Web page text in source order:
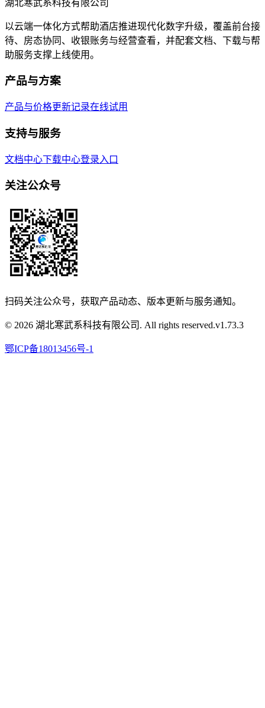
湖北寒武系科技有限公司
以云端一体化方式帮助酒店推进现代化数字升级，覆盖前台接
待、房态协同、收银账务与经营查看，并配套文档、下载与帮
助服务支撑上线使用。
产品与方案
产品与价格更新记录在线试用
支持与服务
文档中心下载中心登录入口
关注公众号
扫码关注公众号，获取产品动态、版本更新与服务通知。
© 2026 湖北寒武系科技有限公司. All rights reserved.v1.73.3
鄂ICP备18013456号-1